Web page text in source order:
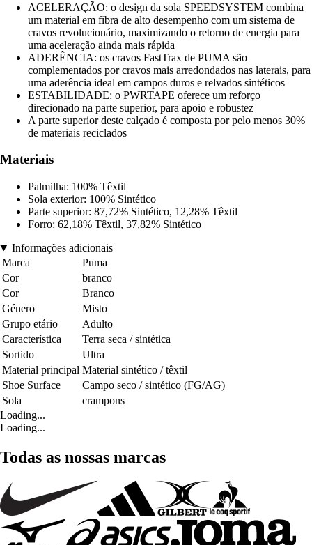
ACELERAÇÃO: o design da sola SPEEDSYSTEM combina
um material em fibra de alto desempenho com um sistema de
cravos revolucionário, maximizando o retorno de energia para
uma aceleração ainda mais rápida
ADERÊNCIA: os cravos FastTrax de PUMA são
complementados por cravos mais arredondados nas laterais, para
uma aderência ideal em campos duros e relvados sintéticos
ESTABILIDADE: o PWRTAPE oferece um reforço
direcionado na parte superior, para apoio e robustez
A parte superior deste calçado é composta por pelo menos 30%
de materiais reciclados
Materiais
Palmilha: 100% Têxtil
Sola exterior: 100% Sintético
Parte superior: 87,72% Sintético, 12,28% Têxtil
Forro: 62,18% Têxtil, 37,82% Sintético
Informações adicionais
Marca
Puma
Cor
branco
Cor
Branco
Género
Misto
Grupo etário
Adulto
Característica
Terra seca / sintética
Sortido
Ultra
Material principal Material sintético / têxtil
Shoe Surface
Campo seco / sintético (FG/AG)
Sola
crampons
Loading...
Loading...
Todas as nossas marcas